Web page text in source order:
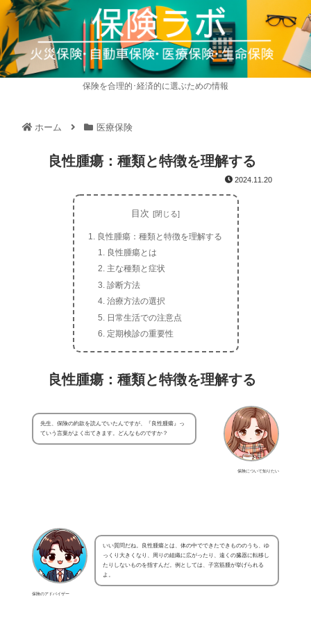
保険を合理的･経済的に選ぶための情報
ホーム 医療保険
良性腫瘍：種類と特徴を理解する
2024.11.20
目次
良性腫瘍：種類と特徴を理解する
良性腫瘍とは
主な種類と症状
診断方法
治療方法の選択
日常生活での注意点
定期検診の重要性
良性腫瘍：種類と特徴を理解する
保険について知りたい
先生、保険の約款を読んでいたんですが、『良性腫瘍』っ
ていう言葉がよく出てきます。どんなものですか？
保険のアドバイザー
いい質問だね。良性腫瘍とは、体の中でできたできもののうち、ゆ
っくり大きくなり、周りの組織に広がったり、遠くの臓器に転移し
たりしないものを指すんだ。例としては、子宮筋腫が挙げられる
よ。